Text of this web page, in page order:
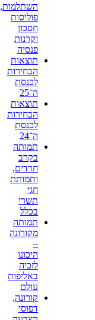
השתלמות,
פוליסות
חסכון
וקרנות
פנסיה
תוצאות
הבחירות
לכנסת
ה־25
תוצאות
הבחירות
לכנסת
ה־24
תמותה
בקרב
חרדים,
ותמותת
חגי
תשרי
בכלל
תמותה
מקורונה
–
היכונו
לזכיה
באליפות
עולם
קורונה,
דפוסי